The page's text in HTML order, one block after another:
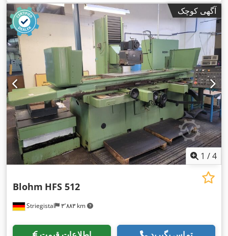
آگهی کوچک
1 /4
Striegistal ۳٬۸۸۳ km
Blohm HFS 512